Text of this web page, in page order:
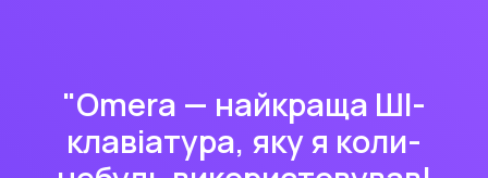
"Omera — найкраща ШІ-
клавіатура, яку я коли-